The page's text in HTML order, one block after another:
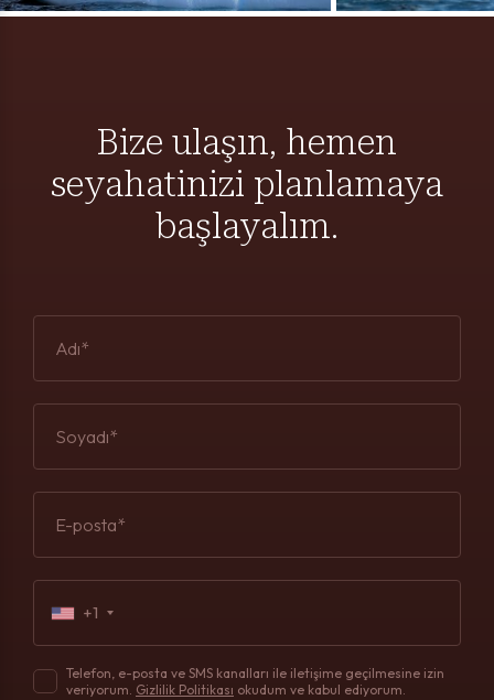
Bize ulaşın, hemen
seyahatinizi planlamaya
başlayalım.
Adı*
Soyadı*
E-posta*
+1
Telefon, e-posta ve SMS kanalları ile iletişime geçilmesine izin
veriyorum. Gizlilik Politikası okudum ve kabul ediyorum.